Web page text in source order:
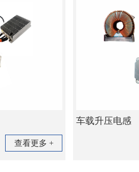
查看更多 +
车载升压电感